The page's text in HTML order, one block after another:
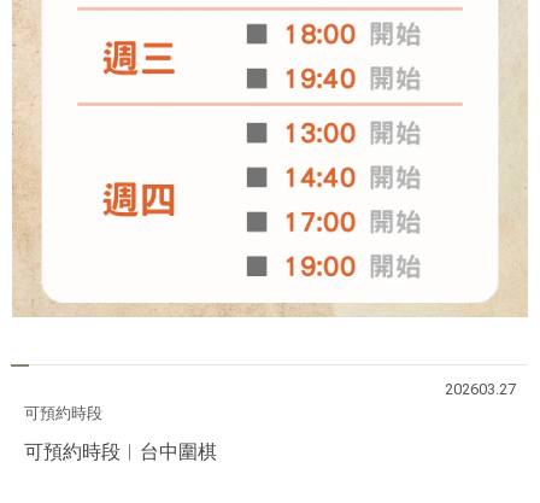
202603.27
可預約時段
可預約時段︱台中圍棋